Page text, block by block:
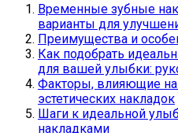
Временные зубные
варианты для
Преимущества и
Как подобрать
для вашей улыбки:
Факторы, влияющие
эстетических накладок
Шаги к идеальной
накладками